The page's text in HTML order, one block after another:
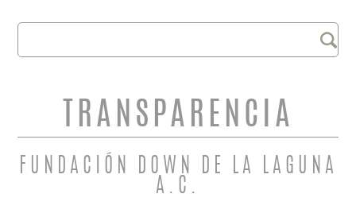
FORMULARIO DE
BÚSQUEDA
Buscar
TRANSPARENCIA
FUNDACIÓN DOWN DE LA LAGUNA
A.C.